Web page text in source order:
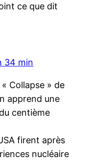
ce que dit
34 min
Collapse » de
apprend une
centième
firent après
nucléaire